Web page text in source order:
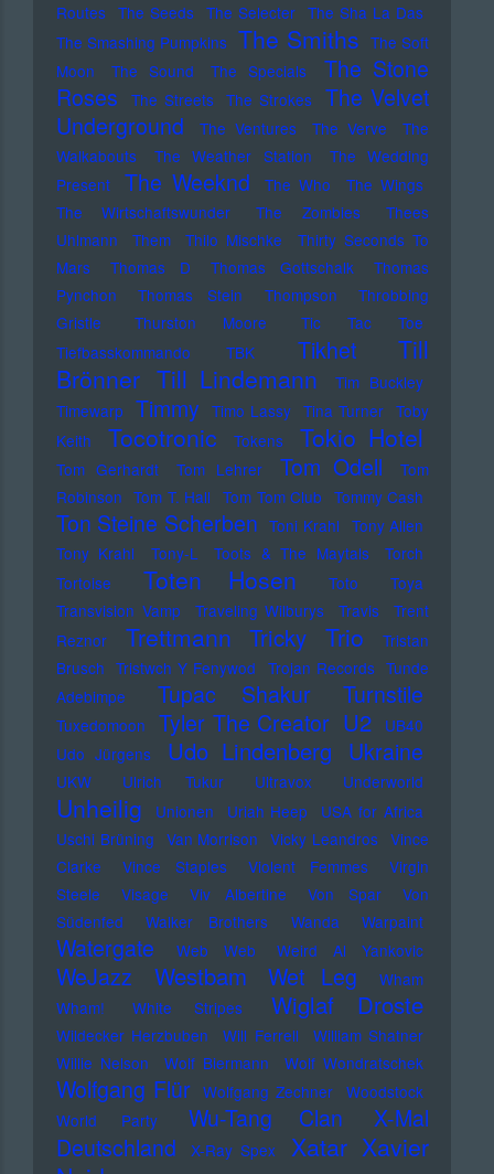
Routes The Seeds The Selecter The Sha La Das
The Smashing Pumpkins The Smiths The Soft
Moon
The Sound The Specials
The Stone
Roses
The Streets The Strokes
The Velvet
Underground
The Ventures The Verve
The
Walkabouts
The Weather Station
The Wedding
Present
The Weeknd The Who
The Wings
The Wirtschaftswunder
The Zombies
Thees
Uhlmann
Them Thilo Mischke
Thirty Seconds To
Mars
Thomas D Thomas Gottschalk
Thomas
Pynchon
Thomas Stein Thompson
Throbbing
Gristle
Thurston Moore
Tic Tac Toe
Tiefbasskommando TBK
Tikhet
Till
Brönner Till Lindemann
Tim Buckley
Timewarp Timmy Timo Lassy Tina Turner Toby
Keith
Tocotronic Tokens Tokio Hotel
Tom Gerhardt Tom Lehrer Tom Odell
Tom
Robinson Tom T. Hall Tom Tom Club Tommy Cash
Ton Steine Scherben Toni Krahl Tony Allen
Tony Krahl
Tony-L Toots & The Maytals
Torch
Tortoise
Toten Hosen Toto
Toya
Transvision Vamp
Traveling Wilburys Travis
Trent
Reznor
Trettmann Tricky Trio
Tristan
Brusch Tristwch Y Fenywod Trojan Records Tunde
Adebimpe
Tupac Shakur Turnstile
Tuxedomoon Tyler The Creator U2
UB40
Udo Jürgens
Udo Lindenberg Ukraine
UKW Ulrich Tukur Ultravox Underworld
Unheilig Unionen Uriah Heep
USA for Africa
Uschi Brüning Van Morrison Vicky Leandros Vince
Clarke
Vince Staples Violent Femmes
Virgin
Steele
Visage Viv Albertine Von Spar
Von
Südenfed
Walker Brothers Wanda Warpaint
Watergate Web Web Weird Al Yankovic
WeJazz Westbam Wet Leg
Wham
Wham!
White Stripes Wiglaf Droste
Wildecker Herzbuben Will Ferrell
William Shatner
Willie Nelson
Wolf Biermann Wolf Wondratschek
Wolfgang Flür Wolfgang Zechner
Woodstock
World Party
Wu-Tang Clan
X-Mal
Deutschland
X-Ray Spex Xatar Xavier